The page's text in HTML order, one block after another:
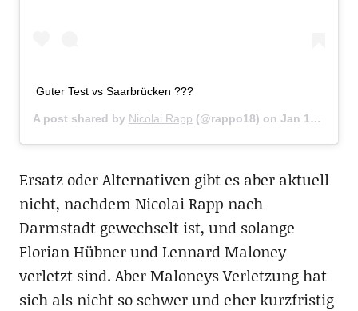
Guter Test vs Saarbrücken ???
A post shared by Nicolai Rapp (@rappo18) on Jan 10, 2020 at 10:12am PST
Ersatz oder Alternativen gibt es aber aktuell
nicht, nachdem Nicolai Rapp nach
Darmstadt gewechselt ist, und solange
Florian Hübner und Lennard Maloney
verletzt sind. Aber Maloneys Verletzung hat
sich als nicht so schwer und eher kurzfristig